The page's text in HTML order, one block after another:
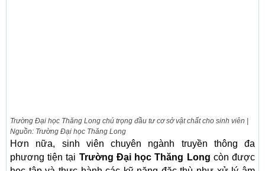
Trường Đại học Thăng Long chú trọng đầu tư cơ sở vật chất cho sinh viên |
Nguồn: Trường Đại học Thăng Long
Hơn nữa, sinh viên chuyên ngành truyền thông đa
phương tiện tại Trường Đại học Thăng Long còn được